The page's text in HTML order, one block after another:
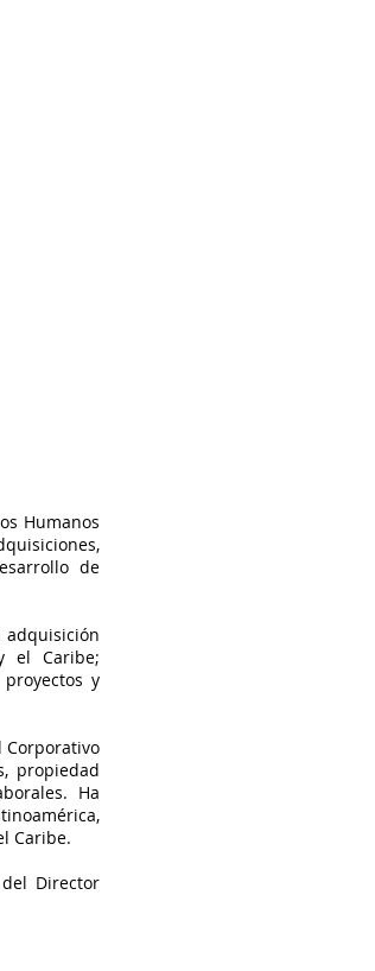
Humanos
de
adquisición
el Caribe;
y
Corporativo
propiedad
Ha
Caribe.
Director